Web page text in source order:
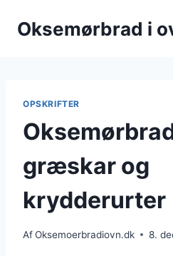
Oksemørbrad i
OPSKRIFTER
græskar og
krydderurter
AfOksemoerbradiovn.dk 8.